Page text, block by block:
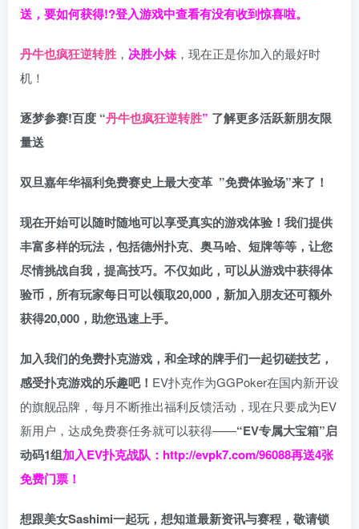
送，要如何获得!?登入游戏中查看有没有收到惊喜啦。
丹牛也疯狂逆转胜 ， 决胜小妹 ，现在正是你加入的最好时
机！
逐梦参赛!百度 “丹牛也疯狂逆转胜” 了解更多活跃新朋友限
量送
双旦嘉年华福利免费赛史上最大变革 ”免费体验场”来了！
现在开始可以随时随地可以享受真实的游戏体验！我们提供
丰富多样的玩法，包括德州扑克、奥马哈、短牌等等，让您
尽情挑战自我，提高技巧。不仅如此， 可以从游戏中获得体
验币，所有玩家每日可以领取20,000，新加入朋友还可额外
获得20,000，助您迅速上手。
加入我们的免费扑克游戏，和全球的牌手们一起切磋技艺，
感受扑克游戏的乐趣吧！ EV扑克作为GGPoker在国内新开设
的旗舰品牌，每月不断推出福利反馈活动，现在只要成为EV
新用户，达成免费赛任务就可以获得——“EV专属大宝箱”启
动码1组加入EV扑克战队： http://evpk7.com/96088再送4张
免费门票！
想跟美女Sashimi一起玩， 想知道最新资讯与赛程， 敬请锁